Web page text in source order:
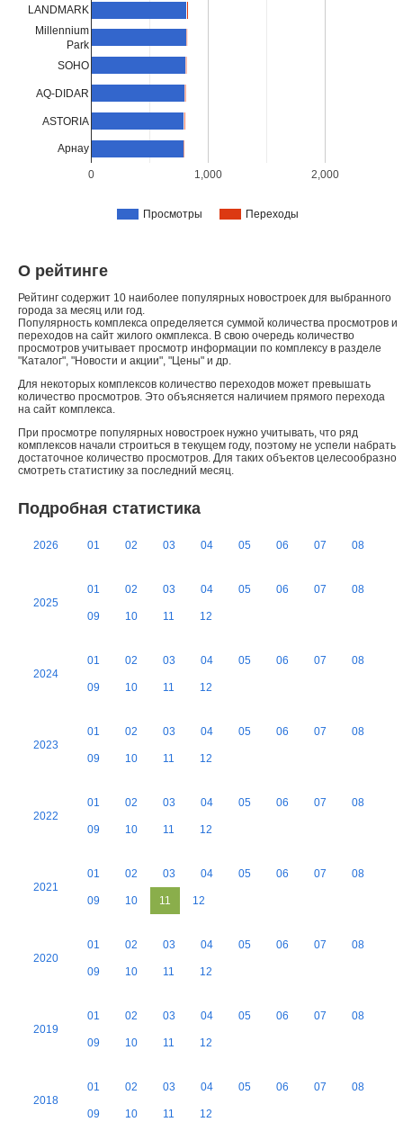
Просмотры Переходы
0 1,000 2,000
LANDMARK
Millennium
Park
SOHO
AQ-DIDAR
ASTORIA
Арнау
О рейтинге
Рейтинг содержит 10 наиболее популярных новостроек для выбранного
города за месяц или год.
Популярность комплекса определяется суммой количества просмотров и
переходов на сайт жилого окмплекса. В свою очередь количество
просмотров учитывает просмотр информации по комплексу в разделе
"Каталог", "Новости и акции", "Цены" и др.
Для некоторых комплексов количество переходов может превышать
количество просмотров. Это объясняется наличием прямого перехода
на сайт комплекса.
При просмотре популярных новостроек нужно учитывать, что ряд
комплексов начали строиться в текущем году, поэтому не успели набрать
достаточное количество просмотров. Для таких объектов целесообразно
смотреть статистику за последний месяц.
Подробная статистика
2026 01 02 03 04 05 06 07 08
2025
01 02 03 04 05 06 07 08
09 10 11 12
2024
01 02 03 04 05 06 07 08
09 10 11 12
2023
01 02 03 04 05 06 07 08
09 10 11 12
2022
01 02 03 04 05 06 07 08
09 10 11 12
2021
01 02 03 04 05 06 07 08
09 10 11 12
2020
01 02 03 04 05 06 07 08
09 10 11 12
2019
01 02 03 04 05 06 07 08
09 10 11 12
2018
01 02 03 04 05 06 07 08
09 10 11 12